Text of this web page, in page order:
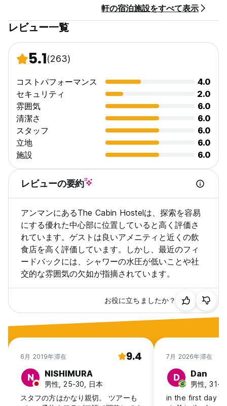
軒の宿泊施設をすべて表示
レビュー一覧
5.1(263)
コストパフォーマンス
4.0
セキュリティ
2.0
雰囲気
6.0
清潔さ
6.0
スタッフ
6.0
立地
6.0
施設
6.0
レビューの要約
アンマンにあるThe Cabin Hostelは、探索を容易
にする優れた中心部に位置していると高く評価さ
れています。ゲストは良いアメニティと近くの飲
食店を高く評価しています。しかし、最近のフィ
ードバックには、シャワーの水圧が低いことや社
交的な雰囲気の欠如が指摘されています。
お役に立ちましたか？
6月 2019年滞在 9.4
N NISHIMURA
男性, 25-30, 日本
スタフの方はかなり親切。 ツアーも
7月 2026年滞在
D Dan
男性, 31-
in the first day it